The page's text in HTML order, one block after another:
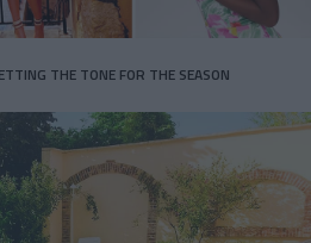
THE TONE FOR THE SEASON